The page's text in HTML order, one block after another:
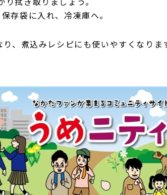
袋に入れ、冷凍庫へ。
、煮込みレシピにも使いやすくなり